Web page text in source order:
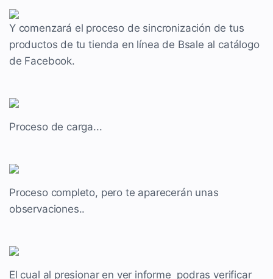
Y comenzará el proceso de sincronización de tus
productos de tu tienda en línea de Bsale al catálogo
de Facebook.
Proceso de carga...
Proceso completo, pero te aparecerán unas
observaciones..
El cual al presionar en ver informe podras verificar